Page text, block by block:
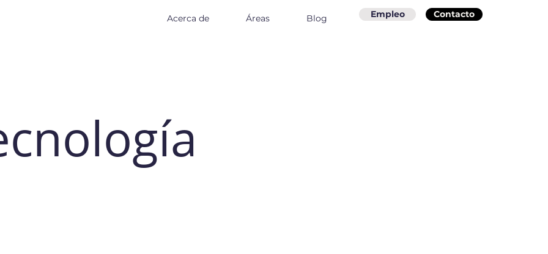
Acerca de Áreas Blog Empleo Contacto